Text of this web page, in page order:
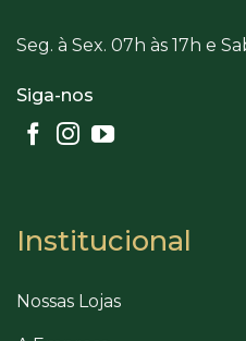
Seg. à Sex. 07h às 17h e
Siga-nos
Institucional
Nossas Lojas